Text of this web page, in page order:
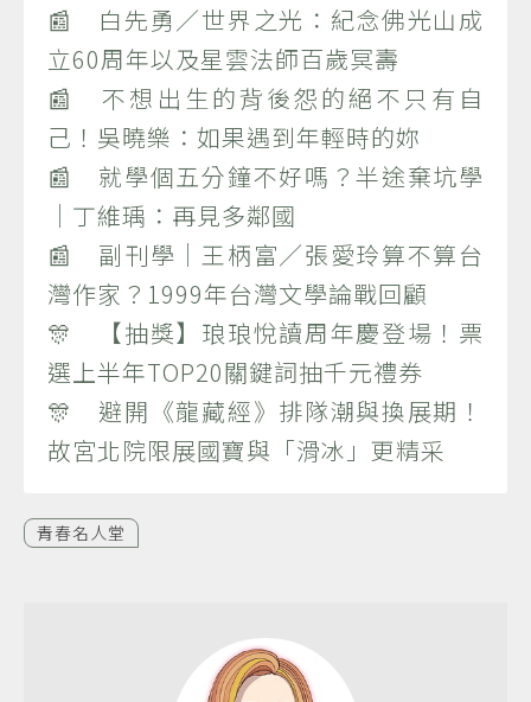
📰 白先勇／世界之光：紀念佛光山成
立60周年以及星雲法師百歲冥壽
📰 不想出生的背後怨的絕不只有自
己！吳曉樂：如果遇到年輕時的妳
📰 就學個五分鐘不好嗎？半途棄坑學
｜丁維瑀：再見多鄰國
📰 副刊學｜王柄富／張愛玲算不算台
灣作家？1999年台灣文學論戰回顧
🎊 【抽獎】琅琅悅讀周年慶登場！票
選上半年TOP20關鍵詞抽千元禮券
🎊 避開《龍藏經》排隊潮與換展期！
故宮北院限展國寶與「滑冰」更精采
青春名人堂